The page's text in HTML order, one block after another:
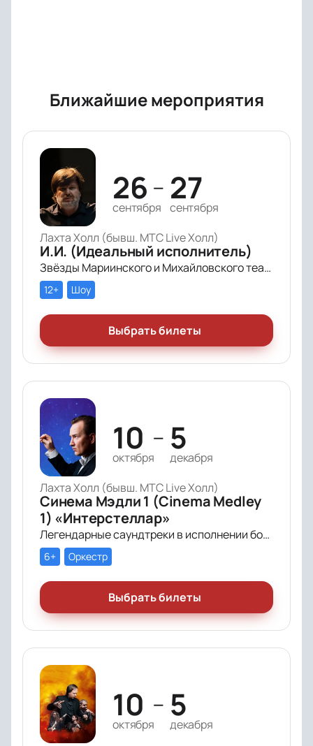
Ближайшие мероприятия
26
сентября
— 27
сентября
Лахта Холл (бывш. МТС Live Холл)
И.И. (Идеальный исполнитель)
Звёзды Мариинского и Михайловского театра и лауреаты премии «Онегин» выступят в цифровом симфоническом перформансе «ИИ» Рустама Сагдиева.
12+ Шоу
Выбрать билеты
10
октября
— 5
декабря
Лахта Холл (бывш. МТС Live Холл)
Синема Мэдли 1 (Cinema Medley
1) «Интерстеллар»
Легендарные саундтреки в исполнении большого симфонического оркестра Империал Оркестра (Imperial Orchestra), органа и звёздных солистов!
6+ Оркестр
Выбрать билеты
10
октября
— 5
декабря